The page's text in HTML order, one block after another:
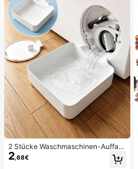
2 Stücke Waschmaschinen-Auffan
gwanne Tropfschale, wasserdichte
Bodenschutzmatte für Waschraum,
2 ,68€